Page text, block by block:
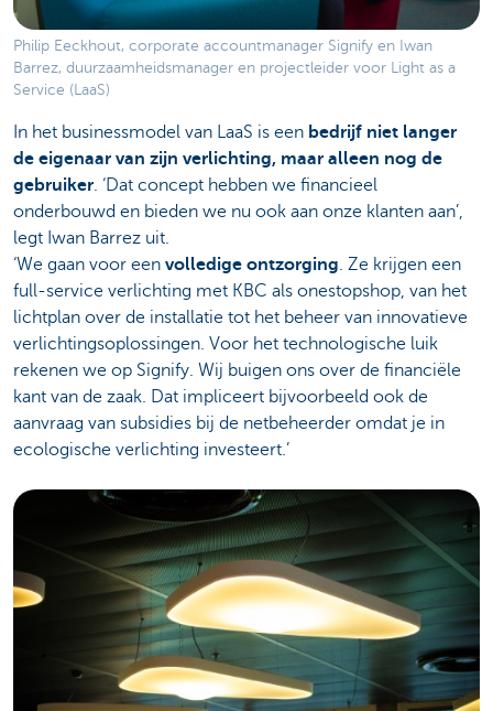
Philip Eeckhout, corporate accountmanager Signify en Iwan
Barrez, duurzaamheidsmanager en projectleider voor Light as a
Service (LaaS)
In het businessmodel van LaaS is een bedrijf niet langer
de eigenaar van zijn verlichting, maar alleen nog de
gebruiker. ‘Dat concept hebben we financieel
onderbouwd en bieden we nu ook aan onze klanten aan’,
legt Iwan Barrez uit.
‘We gaan voor een volledige ontzorging. Ze krijgen een
full-service verlichting met KBC als onestopshop, van het
lichtplan over de installatie tot het beheer van innovatieve
verlichtingsoplossingen. Voor het technologische luik
rekenen we op Signify. Wij buigen ons over de financiële
kant van de zaak. Dat impliceert bijvoorbeeld ook de
aanvraag van subsidies bij de netbeheerder omdat je in
ecologische verlichting investeert.’